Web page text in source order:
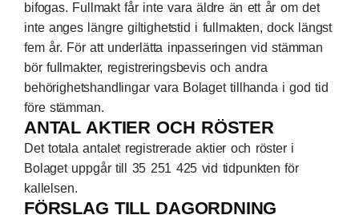
bifogas. Fullmakt får inte vara äldre än ett år om det
inte anges längre giltighetstid i fullmakten, dock längst
fem år. För att underlätta inpasseringen vid stämman
bör fullmakter, registreringsbevis och andra
behörighetshandlingar vara Bolaget tillhanda i god tid
före stämman.
ANTAL AKTIER OCH RÖSTER
Det totala antalet registrerade aktier och röster i
Bolaget uppgår till 35 251 425 vid tidpunkten för
kallelsen.
FÖRSLAG TILL DAGORDNING